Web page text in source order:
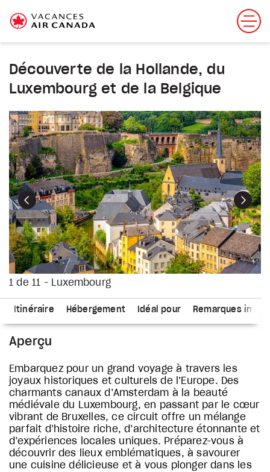
Découverte de la Hollande, du
Luxembourg et de la Belgique
1 de 11 - Luxembourg
Précédent
Itinéraire Hébergement Idéal pour Remarques
Aperçu
Embarquez pour un grand voyage à travers les
joyaux historiques et culturels de l’Europe. Des
charmants canaux d’Amsterdam à la beauté
médiévale du Luxembourg, en passant par le cœur
vibrant de Bruxelles, ce circuit offre un mélange
parfait d’histoire riche, d’architecture étonnante et
d’expériences locales uniques. Préparez-vous à
découvrir des lieux emblématiques, à savourer
une cuisine délicieuse et à vous plonger dans les